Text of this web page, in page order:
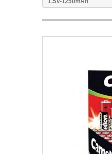
1.5V-1250mAh